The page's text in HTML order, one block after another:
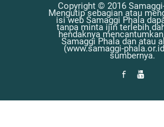
Copyright © 2016
Mengutip sebagian atau
isi web Samaggi Phala
tanpa minta ijin terlebih
hendaknya
Samaggi Phala dan atau
(www.samaggi-
sumbernya.